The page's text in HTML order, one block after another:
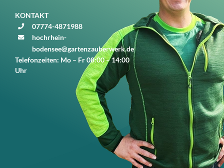
KONTAKT
07774-4871988
hochrhein-
bodensee@gartenzauberwerk.de
Telefonzeiten: Mo – Fr 08:00 – 14:00
Uhr